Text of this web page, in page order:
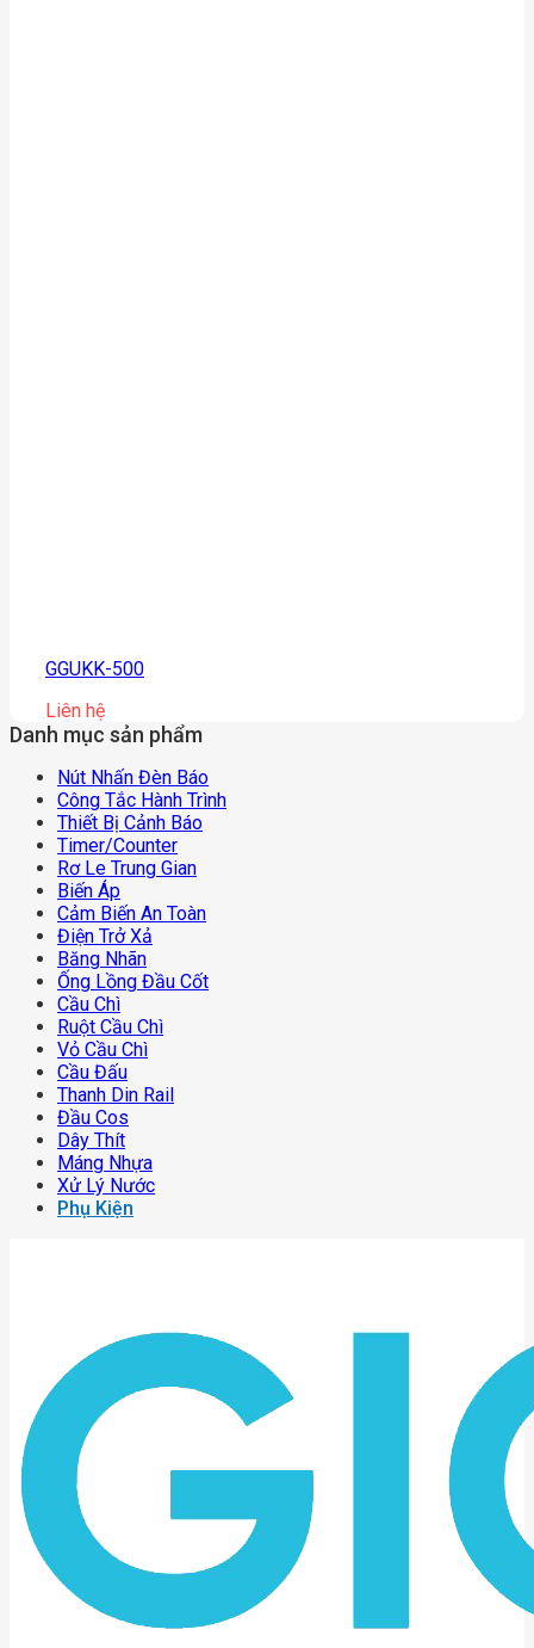
GGUKK-500
Liên hệ
Danh mục sản phẩm
Nút Nhấn Đèn Báo
Công Tắc Hành Trình
Thiết Bị Cảnh Báo
Timer/counter
Rơ Le Trung Gian
Biến Áp
Cảm Biến An Toàn
Điện Trở Xả
Băng Nhãn
Ống Lồng Đầu Cốt
Cầu Chì
Ruột Cầu Chì
Vỏ Cầu Chì
Cầu Đấu
Thanh Din Rail
Đầu Cos
Dây Thít
Máng Nhựa
Xử Lý Nước
Phụ Kiện